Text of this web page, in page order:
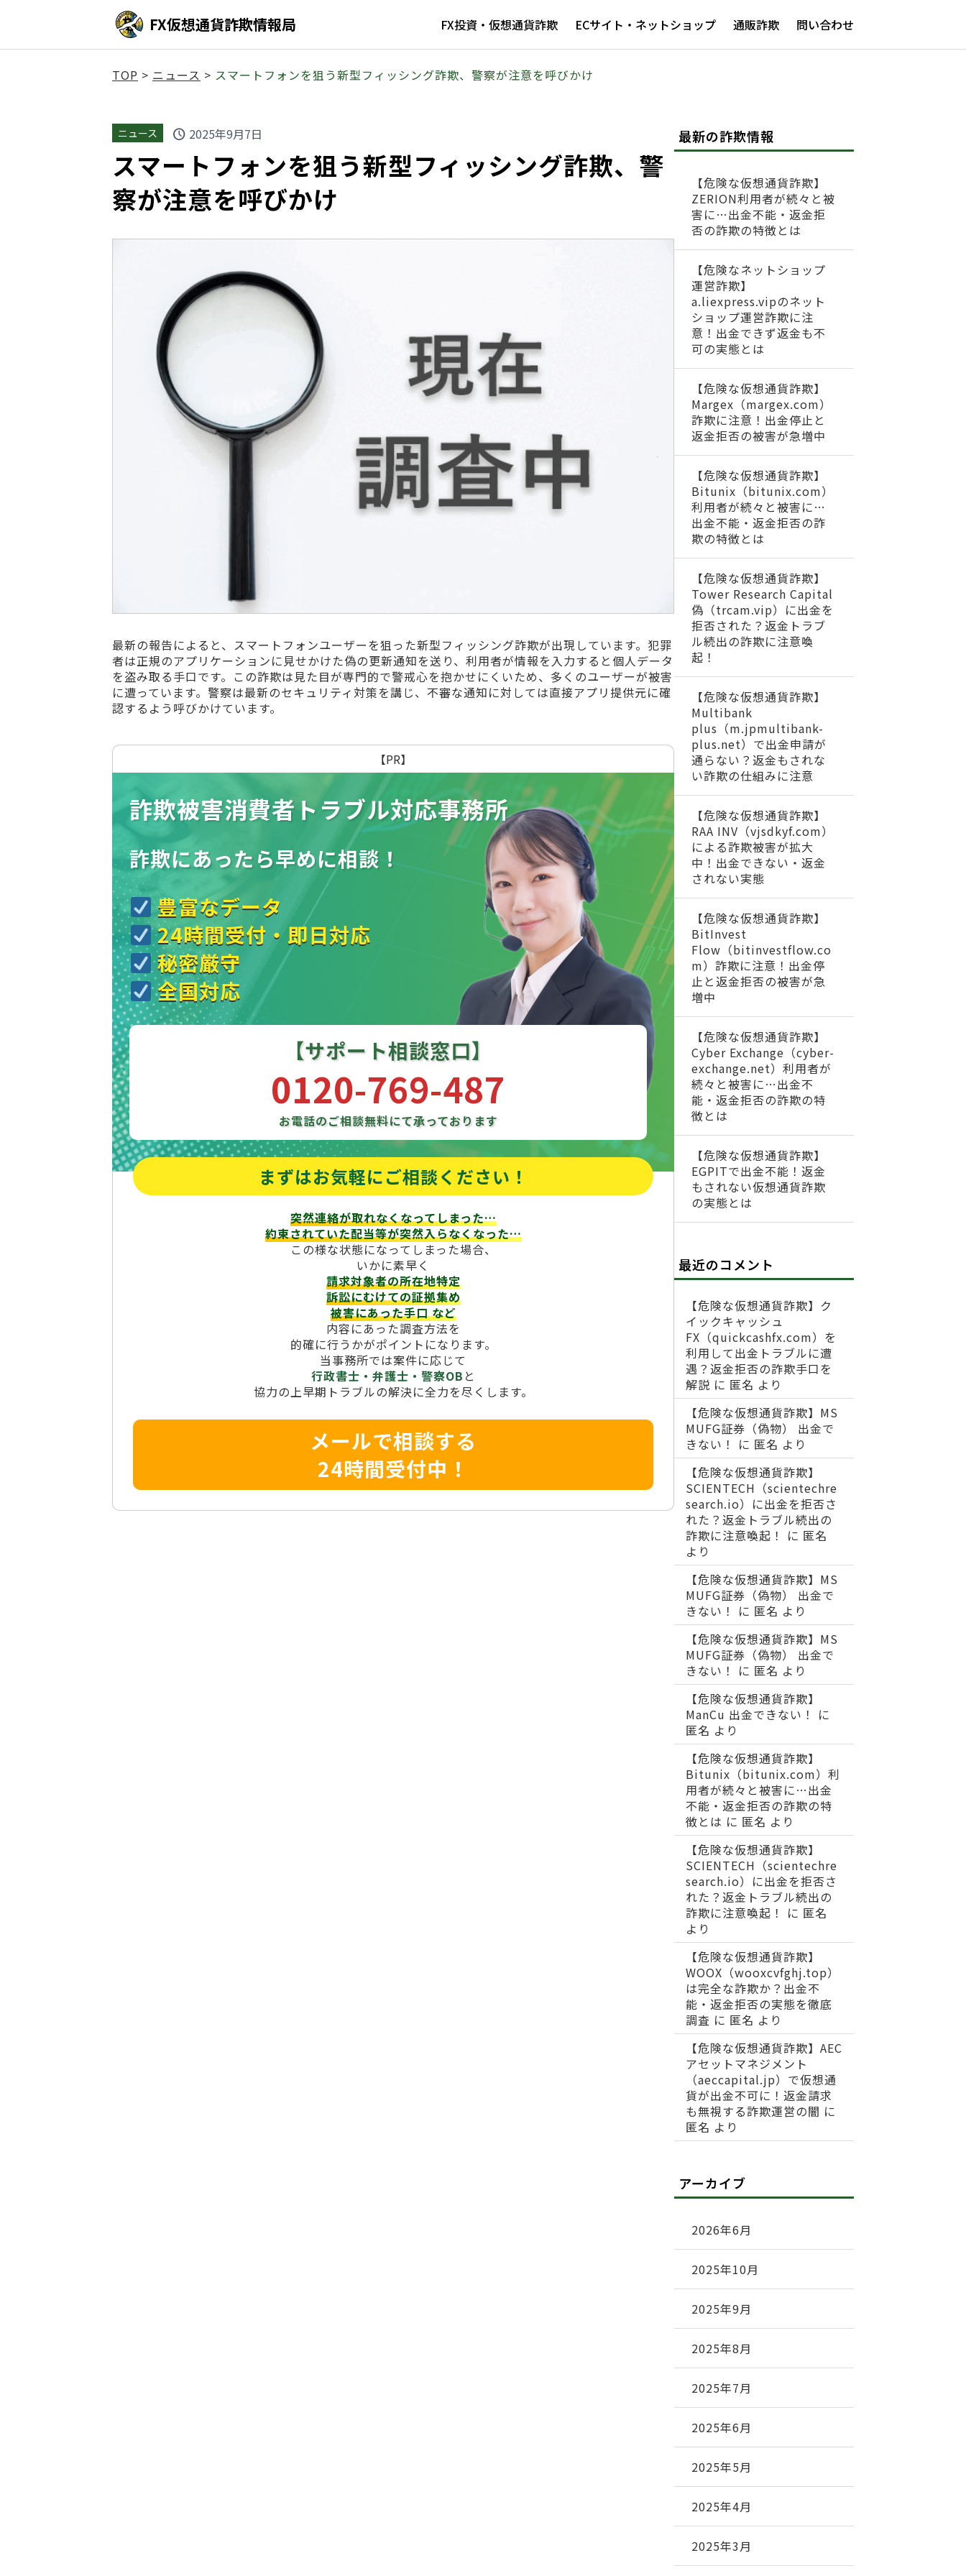
FX仮想通貨詐欺情報局 FX投資・仮想通貨詐欺 ECサイト・ネットショップ 通販詐欺 問い合わせ
TOP > ニュース > スマートフォンを狙う新型フィッシング詐欺、警察が注意を呼びかけ
ニュース schedule 2025年9月7日
スマートフォンを狙う新型フィッシング詐欺、警
察が注意を呼びかけ
最新の報告によると、スマートフォンユーザーを狙った新型フィッシング詐欺が出現しています。犯罪
者は正規のアプリケーションに見せかけた偽の更新通知を送り、利用者が情報を入力すると個人データ
を盗み取る手口です。この詐欺は見た目が専門的で警戒心を抱かせにくいため、多くのユーザーが被害
に遭っています。警察は最新のセキュリティ対策を講じ、不審な通知に対しては直接アプリ提供元に確
認するよう呼びかけています。
【PR】
詐欺被害消費者トラブル対応事務所
詐欺にあったら早めに相談！
豊富なデータ
24時間受付・即日対応
秘密厳守
全国対応
【サポート相談窓口】
0120-769-487
お電話のご相談無料にて承っております
まずはお気軽にご相談ください！
突然連絡が取れなくなってしまった…
約束されていた配当等が突然入らなくなった…
この様な状態になってしまった場合、
いかに素早く
請求対象者の所在地特定
訴訟にむけての証拠集め
被害にあった手口など
内容にあった調査方法を
的確に行うかがポイントになります。
当事務所では案件に応じて
行政書士・弁護士・警察OB と
協力の上早期トラブルの解決に全力を尽くします。
メールで相談する
24時間受付中！
最新の詐欺情報
【危険な仮想通貨詐欺】
ZERION利用者が続々と被
害に…出金不能・返金拒
否の詐欺の特徴とは
【危険なネットショップ
運営詐欺】
a.liexpress.vipのネット
ショップ運営詐欺に注
意！出金できず返金も不
可の実態とは
【危険な仮想通貨詐欺】
Margex（margex.com）
詐欺に注意！出金停止と
返金拒否の被害が急増中
【危険な仮想通貨詐欺】
Bitunix（bitunix.com）
利用者が続々と被害に…
出金不能・返金拒否の詐
欺の特徴とは
【危険な仮想通貨詐欺】
Tower Research Capital
偽（trcam.vip）に出金を
拒否された？返金トラブ
ル続出の詐欺に注意喚
起！
【危険な仮想通貨詐欺】
Multibank
plus（m.jpmultibank-
plus.net）で出金申請が
通らない？返金もされな
い詐欺の仕組みに注意
【危険な仮想通貨詐欺】
RAA INV（vjsdkyf.com）
による詐欺被害が拡大
中！出金できない・返金
されない実態
【危険な仮想通貨詐欺】
BitInvest
Flow（bitinvestflow.co
m）詐欺に注意！出金停
止と返金拒否の被害が急
増中
【危険な仮想通貨詐欺】
Cyber Exchange（cyber-
exchange.net）利用者が
続々と被害に…出金不
能・返金拒否の詐欺の特
徴とは
【危険な仮想通貨詐欺】
EGPITで出金不能！返金
もされない仮想通貨詐欺
の実態とは
最近のコメント
【危険な仮想通貨詐欺】ク
イックキャッシュ
FX（quickcashfx.com）を
利用して出金トラブルに遭
遇？返金拒否の詐欺手口を
解説 に 匿名 より
【危険な仮想通貨詐欺】MS
MUFG証券（偽物） 出金で
きない！
に 匿名 より
【危険な仮想通貨詐欺】
SCIENTECH（scientechre
search.io）に出金を拒否さ
れた？返金トラブル続出の
詐欺に注意喚起！
に 匿名
より
【危険な仮想通貨詐欺】MS
MUFG証券（偽物） 出金で
きない！
に 匿名 より
【危険な仮想通貨詐欺】MS
MUFG証券（偽物） 出金で
きない！
に 匿名 より
【危険な仮想通貨詐欺】
ManCu 出金できない！
に
匿名 より
【危険な仮想通貨詐欺】
Bitunix（bitunix.com）利
用者が続々と被害に…出金
不能・返金拒否の詐欺の特
徴とは に 匿名 より
【危険な仮想通貨詐欺】
SCIENTECH（scientechre
search.io）に出金を拒否さ
れた？返金トラブル続出の
詐欺に注意喚起！
に 匿名
より
【危険な仮想通貨詐欺】
WOOX（wooxcvfghj.top）
は完全な詐欺か？出金不
能・返金拒否の実態を徹底
調査 に 匿名 より
【危険な仮想通貨詐欺】AEC
アセットマネジメント
（aeccapital.jp）で仮想通
貨が出金不可に！返金請求
も無視する詐欺運営の闇 に
匿名 より
アーカイブ
2026年6月
2025年10月
2025年9月
2025年8月
2025年7月
2025年6月
2025年5月
2025年4月
2025年3月